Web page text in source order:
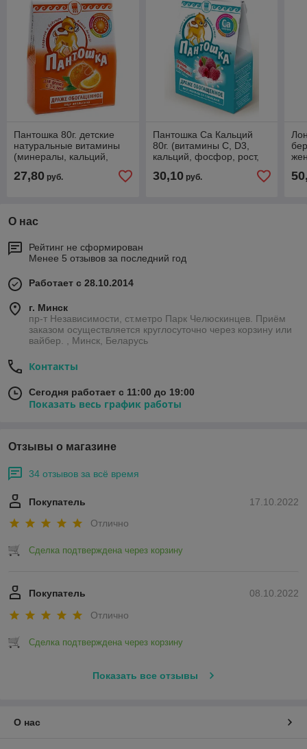
Пантошка 80г. детские
натуральные витамины
(минералы, кальций,
развитие, рост, грипп)
27,80 руб.
Пантошка Ca Кальций
80г. (витамины С, D3,
кальций, фосфор, рост,
травмы, занятие
30,10руб.
О нас
Рейтинг не сформирован
Менее 5 отзывов за последний год
Работает с 28.10.2014
г. Минск
пр-т Независимости, ст.метро Парк Челюскинцев. Приём
заказом осуществляется круглосуточно через корзину или
вайбер. , Минск, Беларусь
Контакты
Сегодня работает с 11:00 до 19:00
Показать весь график работы
Отзывы о магазине
34 отзывов за всё время
17.10.2022
Покупатель
Отлично
Сделка подтверждена через корзину
08.10.2022
Покупатель
Отлично
Сделка подтверждена через корзину
Показать все отзывы
О нас